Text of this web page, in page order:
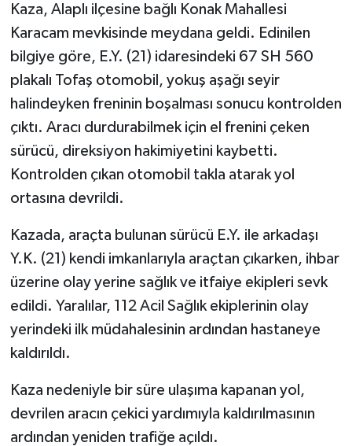
Kaza, Alaplı ilçesine bağlı Konak Mahallesi
Karacam mevkisinde meydana geldi. Edinilen
bilgiye göre, E.Y. (21) idaresindeki 67 SH 560
plakalı Tofaş otomobil, yokuş aşağı seyir
halindeyken freninin boşalması sonucu kontrolden
çıktı. Aracı durdurabilmek için el frenini çeken
sürücü, direksiyon hakimiyetini kaybetti.
Kontrolden çıkan otomobil takla atarak yol
ortasına devrildi.
Kazada, araçta bulunan sürücü E.Y. ile arkadaşı
Y.K. (21) kendi imkanlarıyla araçtan çıkarken, ihbar
üzerine olay yerine sağlık ve itfaiye ekipleri sevk
edildi. Yaralılar, 112 Acil Sağlık ekiplerinin olay
yerindeki ilk müdahalesinin ardından hastaneye
kaldırıldı.
Kaza nedeniyle bir süre ulaşıma kapanan yol,
devrilen aracın çekici yardımıyla kaldırılmasının
ardından yeniden trafiğe açıldı.